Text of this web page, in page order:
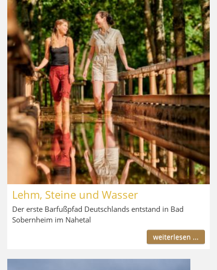
Lehm, Steine und Wasser
Der erste Barfußpfad Deutschlands entstand in Bad
Sobernheim im Nahetal
weiterlesen ...